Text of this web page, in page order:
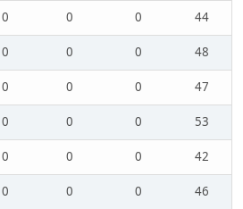
0 0 0
44
0 0 0
48
0 0 0
47
0 0 0
53
0 0 0
42
0 0 0
46